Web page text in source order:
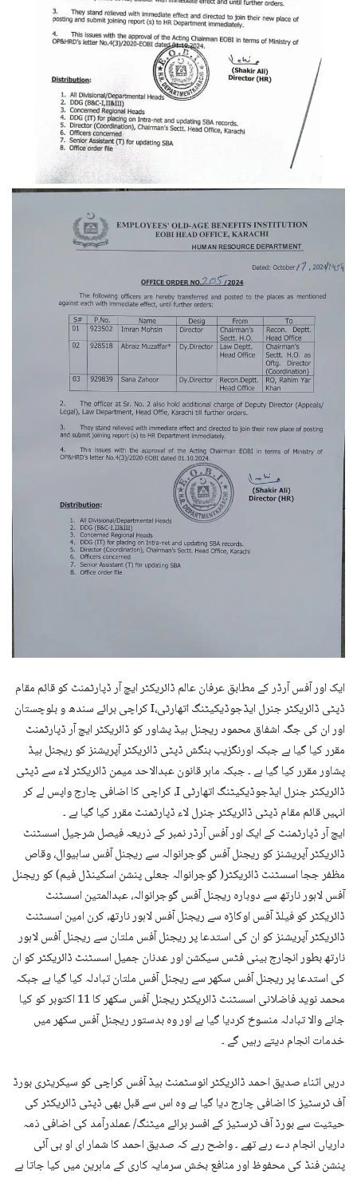
ایک اور آفس آرڈر کے مطابق عرفان عالم ڈائریکٹر ایچ آر ڈپارٹمنٹ کو قائم مقام
ڈپٹی ڈائریکٹر جنرل ایڈجوڈیکیٹنگ اتھارٹی،I کراچی برائے سندھ و بلوچستان
اور ان کی جگہ اشفاق محمود ریجنل ہیڈ پشاور کو ڈائریکٹر ایچ آر ڈپارٹمنٹ
مقرر کیا گیا ہے جبکہ اورنگزیب بنگش ڈپٹی ڈائریکٹر آپریشنز کو ریجنل ہیڈ
پشاور مقرر کیا گیا ہے ۔ جبکہ ماہر قانون عبدالاحد میمن ڈائریکٹر لاء سے ڈپٹی
ڈائریکٹر جنرل ایڈجوڈیکیٹنگ اتھارٹی I، کراچی کا اضافی چارج واپس لے کر
انہیں قائم مقام ڈپٹی ڈائریکٹر جنرل لاء ڈپارٹمنٹ مقرر کیا گیا ہے ۔
ایچ آر ڈپارٹمنٹ کے ایک اور آفس آرڈر نمبر کے ذریعہ فیصل شرجیل اسسٹنٹ
ڈائریکٹر آپریشنز کو ریجنل آفس گوجرانوالہ سے ریجنل آفس ساہیوال، وقاص
مظفر ججا اسسٹنٹ ڈائریکٹر( گوجرانوالہ جعلی پنشن اسکینڈل فیم) کو ریجنل
آفس لاہور نارتھ سے دوبارہ ریجنل آفس گوجرانوالہ، عبدالمتین اسسٹنٹ
ڈائریکٹر کو فیلڈ آفس اوکاڑہ سے ریجنل آفس لاہور نارتھ، کرن امین اسسٹنٹ
ڈائریکٹر آپریشنز کو ان کی استدعا پر ریجنل آفس ملتان سے ریجنل آفس لاہور
نارتھ بطور انچارج بینی فٹس سیکشن اور عدنان جمیل اسسٹنٹ ڈائریکٹر کو ان
کی استدعا پر ریجنل آفس سکھر سے ریجنل آفس ملتان تبادلہ کیا گیا ہے جبکہ
محمد نوید فاضلانی اسسٹنٹ ڈائریکٹر ریجنل آفس سکھر کا 11 اکتوبر کو کیا
جانے والا تبادلہ منسوخ کردیا گیا ہے اور وہ بدستور ریجنل آفس سکھر میں
خدمات انجام دیتے رہیں گے ۔
دریں اثناء صدیق احمد ڈائریکٹر انوسٹمنٹ ہیڈ آفس کراچی کو سیکریٹری بورڈ
آف ٹرسٹیز کا اضافی چارج دیا گیا ہے وہ اس سے قبل بھی ڈپٹی ڈائریکٹر کی
حیثیت سے بورڈ آف ٹرسٹیز کے افسر برائے میٹنگ/ عملدرآمد کی اضافی ذمہ
داریاں انجام دے رہے تھے ۔ واضح رہے کہ صدیق احمد کا شمار ای او بی آئی
پنشن فنڈ کی محفوظ اور منافع بخش سرمایہ کاری کے ماہرین میں کیا جاتا ہے